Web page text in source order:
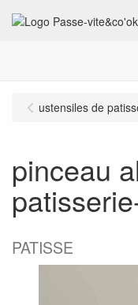
ustensiles de
pinceau
PATISSE